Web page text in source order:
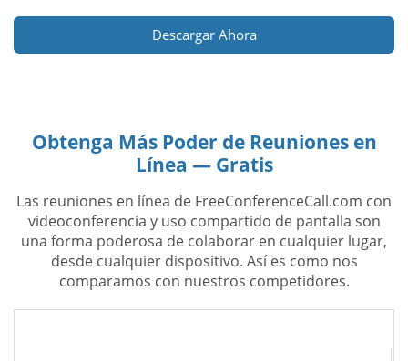
Descargar Ahora
Obtenga Más Poder de Reuniones en
Línea — Gratis
Las reuniones en línea de FreeConferenceCall.com con
videoconferencia y uso compartido de pantalla son
una forma poderosa de colaborar en cualquier lugar,
desde cualquier dispositivo. Así es como nos
comparamos con nuestros competidores.